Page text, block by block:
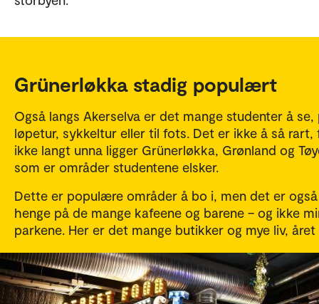
Grünerløkka stadig populært
Også langs Akerselva er det mange studenter å se,
løpetur, sykkeltur eller til fots. Det er ikke å så rart,
ikke langt unna ligger Grünerløkka, Grønland og
som er områder studentene elsker.
Dette er populære områder å bo i, men det er
henge på de mange kafeene og barene – og ikke
parkene. Her er det mange butikker og mye liv,